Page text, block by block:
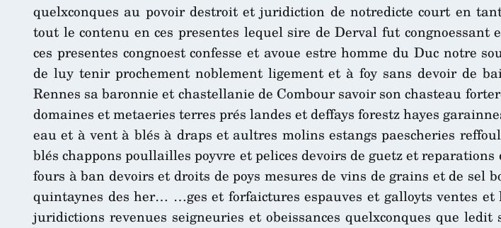
quelxconques au povoir destroit et juridiction de notredicte court en
tout le contenu en ces presentes lequel sire de Derval fut congnoessant
ces presentes congnoest confesse et avoue estre homme du Duc notre
de luy tenir prochement noblement ligement et à foy sans devoir de
Rennes sa baronnie et chastellanie de Combour savoir son chasteau
domaines et metaeries terres prés landes et deffays forestz hayes
eau et à vent à blés à draps et aultres molins estangs paescheries
blés chappons poullailles poyvre et pelices devoirs de guetz et
fours à ban devoirs et droits de poys mesures de vins de grains et de sel
quintaynes des her… …ges et forfaictures espauves et galloyts ventes et
juridictions revenues seigneuries et obeissances quelxconques que